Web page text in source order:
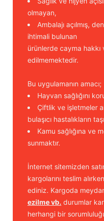
olmayan,
Ambalajı açılmış,
ihtimali bulunan
ürünlerde cayma
edilmemektedir.
Bu uygulamanın amacı;
Hayvan sağlığını
Çiftlik ve işletmeler
bulaşıcı hastalıkların
Kamu sağlığına ve
sunmaktır.
İnternet sitemizden
kargolarını teslim
ediniz. Kargoda
ezilme vb. durumlar
herhangi bir